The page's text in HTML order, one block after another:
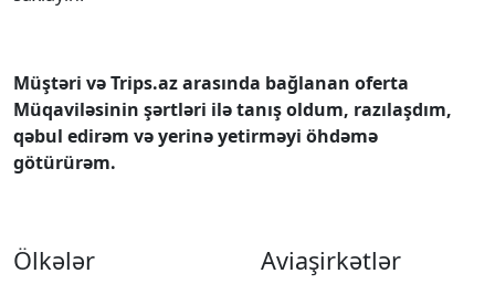
Müştəri və Trips.az arasında bağlanan oferta
Müqaviləsinin şərtləri ilə tanış oldum, razılaşdım,
qəbul edirəm və yerinə yetirməyi öhdəmə
götürürəm.
Ölkələr Aviaşirkətlər